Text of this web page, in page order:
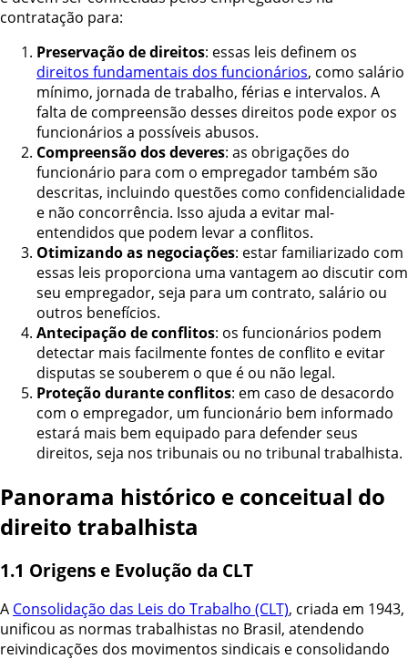
contratação para:
Preservação de direitos: essas leis definem os
direitos fundamentais dos funcionários, como salário
mínimo, jornada de trabalho, férias e intervalos. A
falta de compreensão desses direitos pode expor os
funcionários a possíveis abusos.
Compreensão dos deveres: as obrigações do
funcionário para com o empregador também são
descritas, incluindo questões como confidencialidade
e não concorrência. Isso ajuda a evitar mal-
entendidos que podem levar a conflitos.
Otimizando as negociações: estar familiarizado com
essas leis proporciona uma vantagem ao discutir com
seu empregador, seja para um contrato, salário ou
outros benefícios.
Antecipação de conflitos: os funcionários podem
detectar mais facilmente fontes de conflito e evitar
disputas se souberem o que é ou não legal.
Proteção durante conflitos: em caso de desacordo
com o empregador, um funcionário bem informado
estará mais bem equipado para defender seus
direitos, seja nos tribunais ou no tribunal trabalhista.
Panorama histórico e conceitual do
direito trabalhista
1.1 Origens e Evolução da CLT
A Consolidação das Leis do Trabalho (CLT), criada em 1943,
unificou as normas trabalhistas no Brasil, atendendo
reivindicações dos movimentos sindicais e consolidando